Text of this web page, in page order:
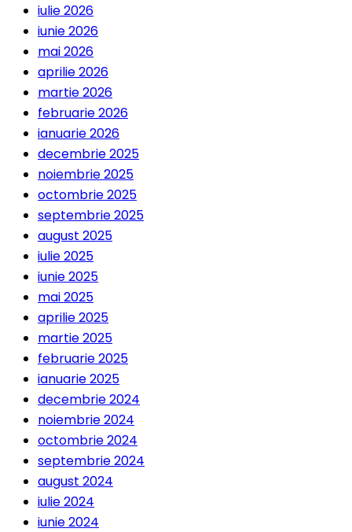
iulie 2026
iunie 2026
mai 2026
aprilie 2026
martie 2026
februarie 2026
ianuarie 2026
decembrie 2025
noiembrie 2025
octombrie 2025
septembrie 2025
august 2025
iulie 2025
iunie 2025
mai 2025
aprilie 2025
martie 2025
februarie 2025
ianuarie 2025
decembrie 2024
noiembrie 2024
octombrie 2024
septembrie 2024
august 2024
iulie 2024
iunie 2024